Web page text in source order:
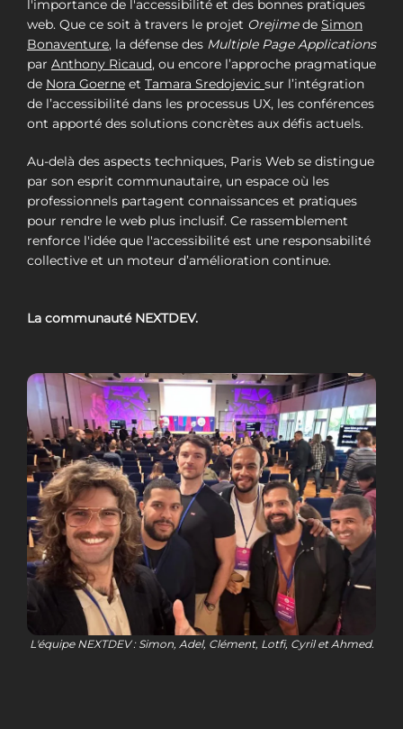
l'importance de l'accessibilité et des bonnes pratiques
web. Que ce soit à travers le projet Orejimede Simon
Bonaventure, la défense des Multiple Page Applications
par Anthony Ricaud, ou encore l’approche pragmatique
de Nora Goerne et Tamara Sredojevic sur l’intégration
de l’accessibilité dans les processus UX, les conférences
ont apporté des solutions concrètes aux défis actuels.
Au-delà des aspects techniques, Paris Web se distingue
par son esprit communautaire, un espace où les
professionnels partagent connaissances et pratiques
pour rendre le web plus inclusif. Ce rassemblement
renforce l'idée que l'accessibilité est une responsabilité
collective et un moteur d’amélioration continue.
La communauté NEXTDEV.
L'équipe NEXTDEV : Simon, Adel, Clément, Lotfi, Cyril et Ahmed.